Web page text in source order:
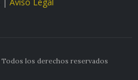
| Aviso Legal
los derechos reservados